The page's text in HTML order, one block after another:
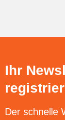
Ihr
Der schnelle